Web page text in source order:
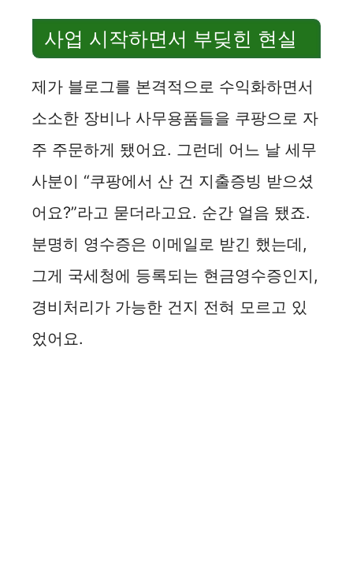
사업 시작하면서 부딪힌 현실
제가 블로그를 본격적으로 수익화하면서
소소한 장비나 사무용품들을 쿠팡으로 자
주 주문하게 됐어요. 그런데 어느 날 세무
사분이 “쿠팡에서 산 건 지출증빙 받으셨
어요?”라고 묻더라고요. 순간 얼음 됐죠.
분명히 영수증은 이메일로 받긴 했는데,
그게 국세청에 등록되는 현금영수증인지,
경비처리가 가능한 건지 전혀 모르고 있
었어요.